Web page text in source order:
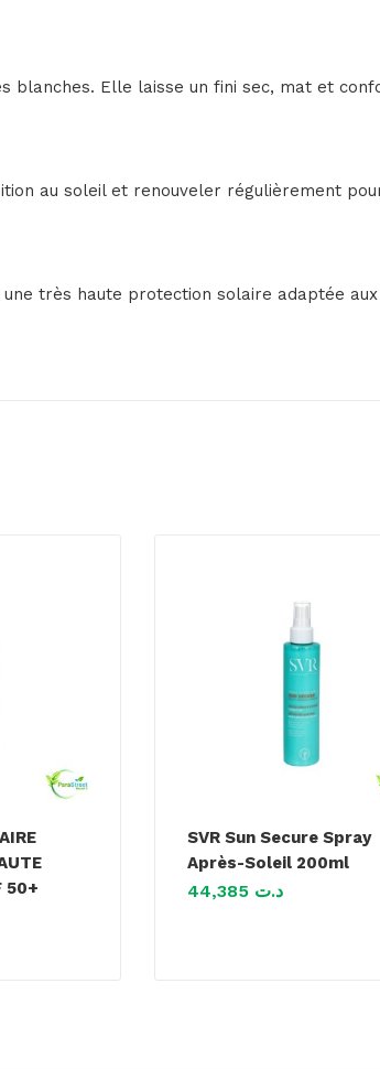
Elle laisse un fini sec, mat et
au soleil et renouveler régulièrement
très haute protection solaire adaptée
50+
SVR Sun Secure Spray
Après-Soleil 200ml
د.ت